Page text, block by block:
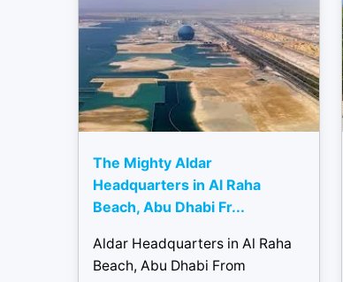
The Mighty Aldar
Headquarters in Al Raha
Beach, Abu Dhabi Fr...
Aldar Headquarters in Al Raha
Beach, Abu Dhabi From